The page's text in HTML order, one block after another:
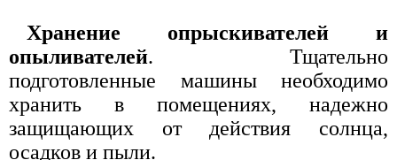
Хранение опрыскивателей и
опыливателей. Тщательно
подготовленные машины необходимо
хранить в помещениях, надежно
защищающих от действия солнца,
осадков и пыли.